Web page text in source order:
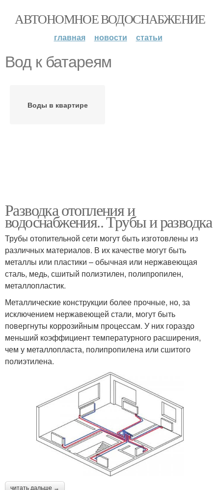
АВТОНОМНОЕ ВОДОСНАБЖЕНИЕ
главная новости статьи
Вод к батареям
Воды в квартире
Разводка отопления и
водоснабжения.. Трубы и разводка
Трубы отопительной сети могут быть изготовлены из
различных материалов. В их качестве могут быть
металлы или пластики – обычная или нержавеющая
сталь, медь, сшитый полиэтилен, полипропилен,
металлопластик.
Металлические конструкции более прочные, но, за
исключением нержавеющей стали, могут быть
повергнуты коррозийным процессам. У них гораздо
меньший коэффициент температурного расширения,
чем у металлопласта, полипропилена или сшитого
полиэтилена.
читать дальше →